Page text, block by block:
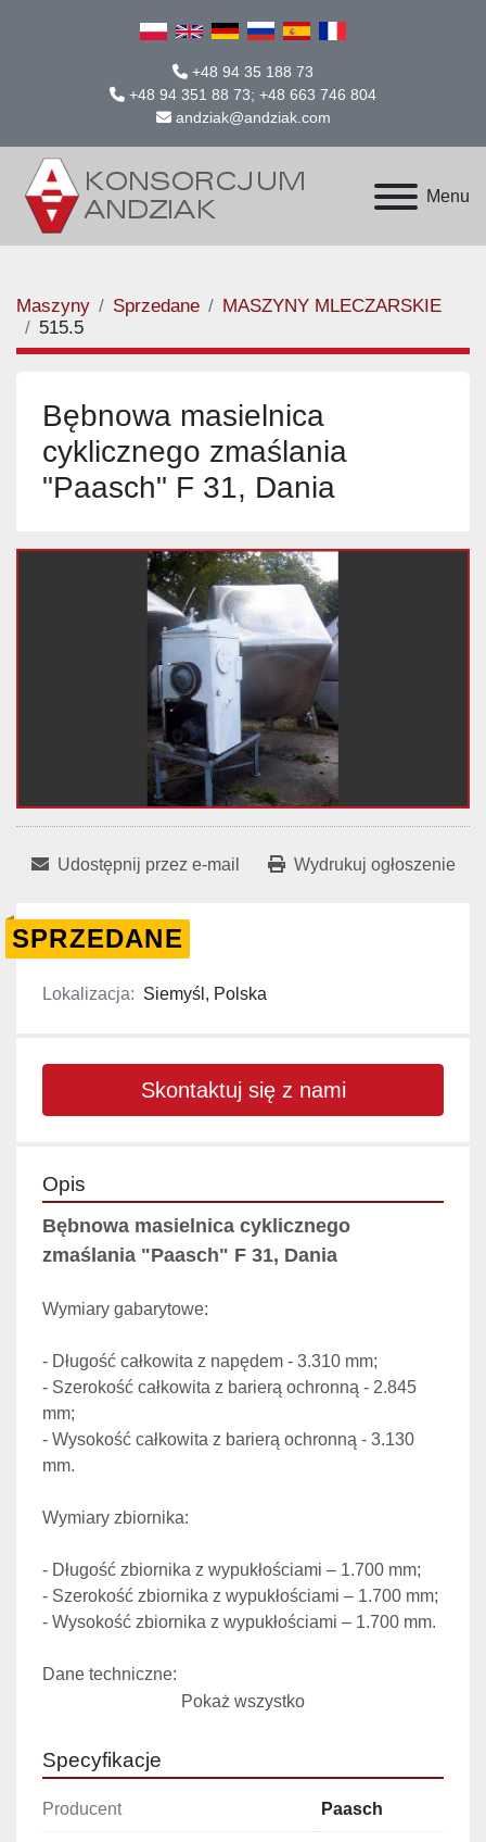
+48 94 35 188 73
+48 94 351 88 73; +48 663 746 804
andziak@andziak.com
Menu
Maszyny Sprzedane
MASZYNY MLECZARSKIE
515.5
Bębnowa masielnica
cyklicznego zmaślania
"Paasch" F 31, Dania
Udostępnij przez e-mail Wydrukuj ogłoszenie
SPRZEDANE
Lokalizacja: Siemyśl, Polska
Skontaktuj się z nami
Opis
Bębnowa masielnica cyklicznego
zmaślania "Paasch" F 31, Dania
Wymiary gabarytowe:
- Długość całkowita z napędem - 3.310 mm;
- Szerokość całkowita z barierą ochronną - 2.845
mm;
- Wysokość całkowita z barierą ochronną - 3.130
mm.
Wymiary zbiornika:
- Długość zbiornika z wypukłościami – 1.700 mm;
- Szerokość zbiornika z wypukłościami – 1.700 mm;
- Wysokość zbiornika z wypukłościami – 1.700 mm.
Dane techniczne:
- Pojemność – 3.200 l;
- Przełożenie - 6 biegów;
- obroty biegu I - 32 U/min;
- obroty biegu II - 19,4 U/min;
Pokaż wszystko
Specyfikacje
Producent Paasch